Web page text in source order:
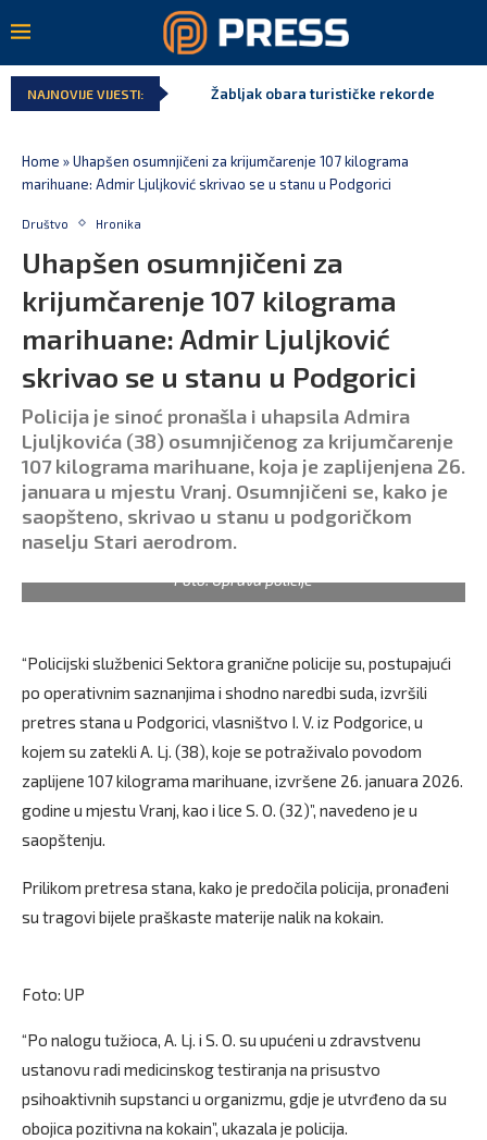
NAJNOVIJE VIJESTI: Žabljak obara turističke rekorde
Home »Uhapšen osumnjičeni za krijumčarenje 107 kilograma
marihuane: Admir Ljuljković skrivao se u stanu u Podgorici
Društvo Hronika
Uhapšen osumnjičeni za
krijumčarenje 107 kilograma
marihuane: Admir Ljuljković
skrivao se u stanu u Podgorici
Policija je sinoć pronašla i uhapsila Admira
Ljuljkovića (38) osumnjičenog za krijumčarenje
107 kilograma marihuane, koja je zaplijenjena 26.
januara u mjestu Vranj. Osumnjičeni se, kako je
saopšteno, skrivao u stanu u podgoričkom
naselju Stari aerodrom.
Foto: Uprava policije
“Policijski službenici Sektora granične policije su, postupajući
po operativnim saznanjima i shodno naredbi suda, izvršili
pretres stana u Podgorici, vlasništvo I. V. iz Podgorice, u
kojem su zatekli A. Lj. (38), koje se potraživalo povodom
zaplijene 107 kilograma marihuane, izvršene 26. januara 2026.
godine u mjestu Vranj, kao i lice S. O. (32)”, navedeno je u
saopštenju.
Prilikom pretresa stana, kako je predočila policija, pronađeni
su tragovi bijele praškaste materije nalik na kokain.
Foto: UP
“Po nalogu tužioca, A. Lj. i S. O. su upućeni u zdravstvenu
ustanovu radi medicinskog testiranja na prisustvo
psihoaktivnih supstanci u organizmu, gdje je utvrđeno da su
obojica pozitivna na kokain”, ukazala je policija.